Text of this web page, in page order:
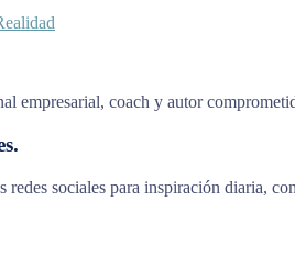
empresarial, coach y autor
redes sociales para inspiración diaria,